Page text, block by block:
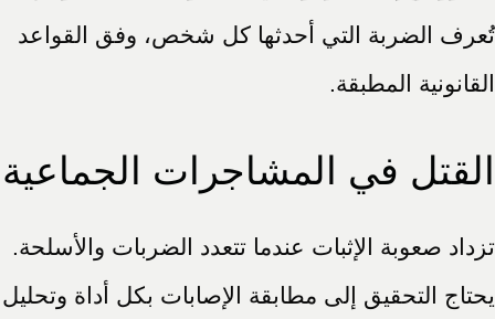
تُعرف الضربة التي أحدثها كل شخص، وفق القواعد
القانونية المطبقة.
القتل في المشاجرات الجماعية
تزداد صعوبة الإثبات عندما تتعدد الضربات والأسلحة.
يحتاج التحقيق إلى مطابقة الإصابات بكل أداة وتحليل